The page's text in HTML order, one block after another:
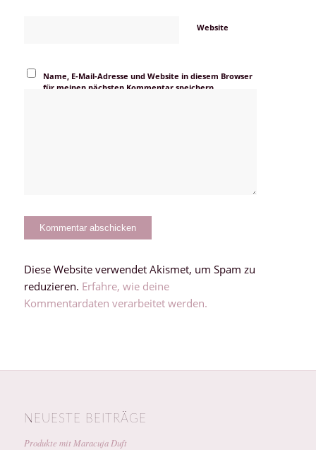
Website
Name, E-Mail-Adresse und Website in diesem Browser
für meinen nächsten Kommentar speichern.
Diese Website verwendet Akismet, um Spam zu
reduzieren. Erfahre, wie deine
Kommentardaten verarbeitet werden.
NEUESTE BEITRÄGE
Produkte mit Maracuja Duft